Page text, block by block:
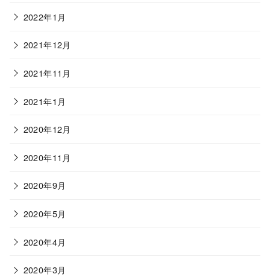
2022年1月
2021年12月
2021年11月
2021年1月
2020年12月
2020年11月
2020年9月
2020年5月
2020年4月
2020年3月